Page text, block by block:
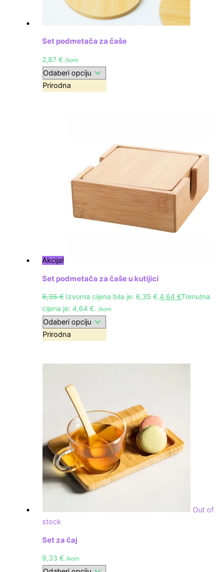
Set podmetača za čaše
2,87€ /kom
Prirodna
Akcija!
Set podmetača za čaše u kutijici
6,35€ Izvorna cijena bila je: 6,35 €.4,64€Trenutna
cijena je: 4,64 €. /kom
Prirodna
Out of
stock
Set za čaj
9,33€ /kom